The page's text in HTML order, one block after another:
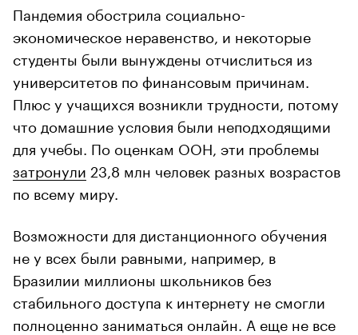
Пандемия обострила социально-
экономическое неравенство, и некоторые
студенты были вынуждены отчислиться из
университетов по финансовым причинам.
Плюс у учащихся возникли трудности, потому
что домашние условия были неподходящими
для учебы. По оценкам ООН, эти проблемы
затронули 23,8 млн человек разных возрастов
по всему миру.
Возможности для дистанционного обучения
не у всех были равными, например, в
Бразилии миллионы школьников без
стабильного доступа к интернету не смогли
полноценно заниматься онлайн. А еще не все